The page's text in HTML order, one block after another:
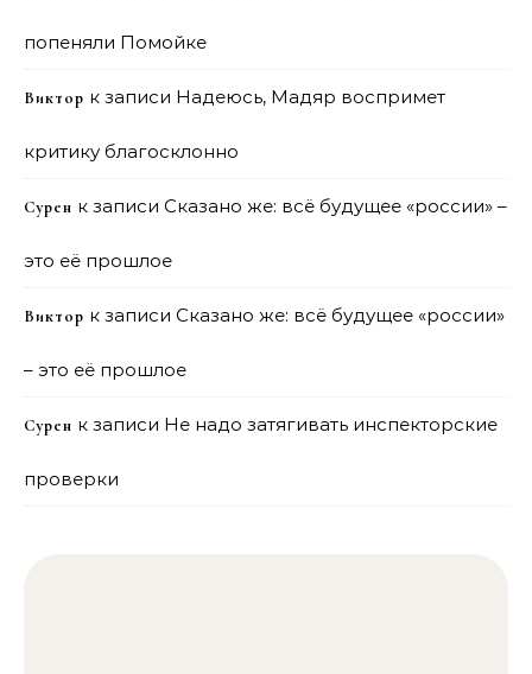
попеняли Помойке
Виктор к записи Надеюсь, Мадяр воспримет
критику благосклонно
Сурен к записи Сказано же: всё будущее «россии» –
это её прошлое
Виктор к записи Сказано же: всё будущее «россии»
– это её прошлое
Сурен к записи Не надо затягивать инспекторские
проверки